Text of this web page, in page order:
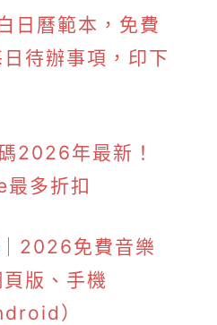
曆範本，免費
待辦事項，印下
2026年最新！
多折扣
2026免費音樂
版、手機
）